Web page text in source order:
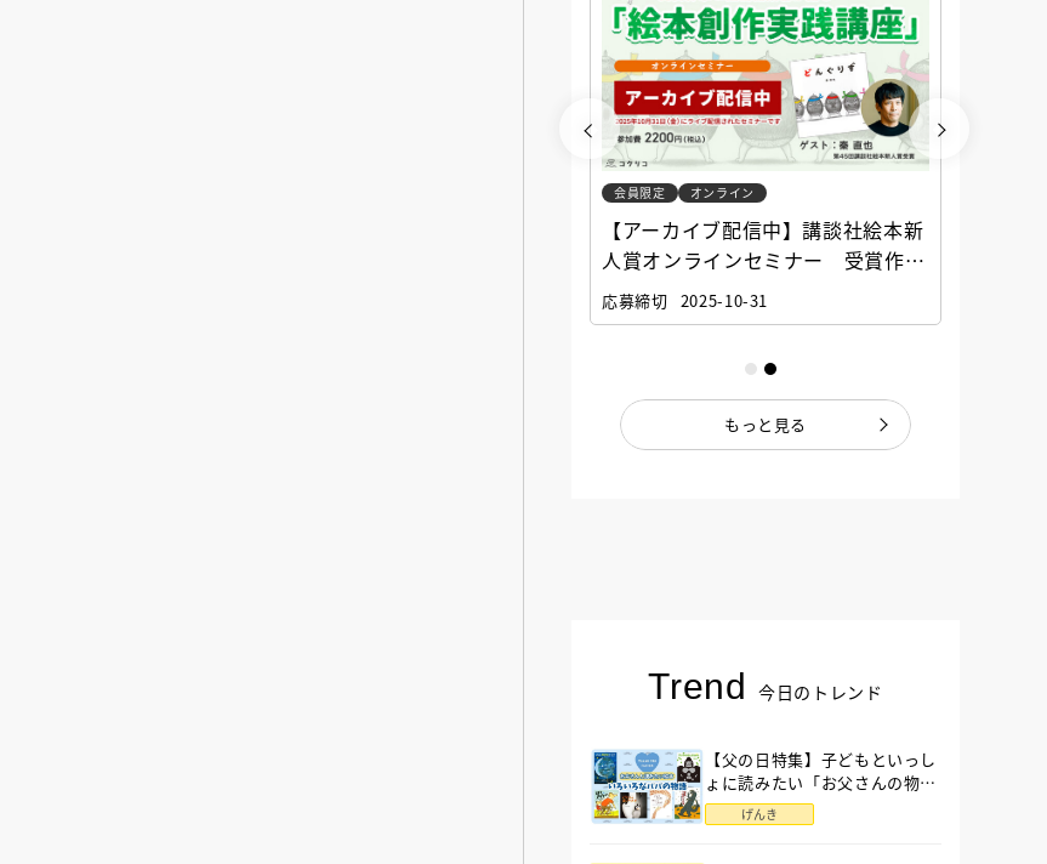
会員限定 オンライン
【アーカイブ配信中】講談社絵本新
人賞オンラインセミナー 受賞作家
と担当編集者が語る「絵本創作実践
講座」
応募締切 2025-10-31
もっと見る
Trend 今日のトレンド
【父の日特集】子どもといっし
ょに読みたい「お父さんの物
語」６選
げんき